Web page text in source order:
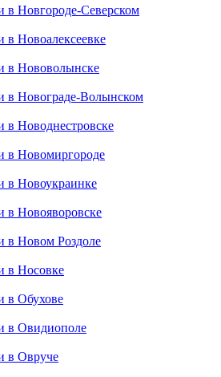
в Новгороде-Северском
в Новоалексеевке
в Нововолынске
в Новограде-Волынском
в Новоднестровске
в Новомиргороде
в Новоукраинке
в Новояворовске
в Новом Роздоле
в Носовке
в Обухове
в Овидиополе
в Овруче